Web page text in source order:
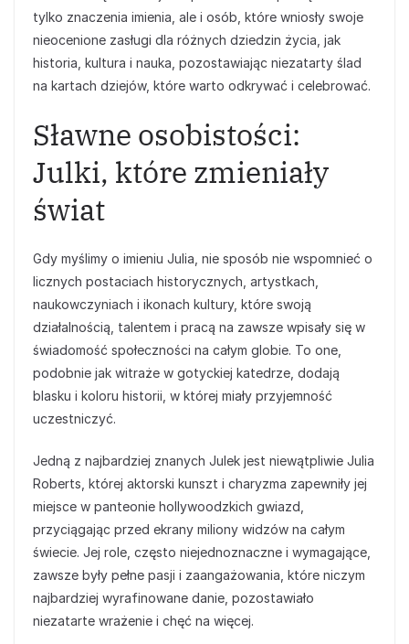
tylko znaczenia imienia, ale i osób, które wniosły swoje
nieocenione zasługi dla różnych dziedzin życia, jak
historia, kultura i nauka, pozostawiając niezatarty ślad
na kartach dziejów, które warto odkrywać i celebrować.
Sławne osobistości:
Julki, które zmieniały
świat
Gdy myślimy o imieniu Julia, nie sposób nie wspomnieć o
licznych postaciach historycznych, artystkach,
naukowczyniach i ikonach kultury, które swoją
działalnością, talentem i pracą na zawsze wpisały się w
świadomość społeczności na całym globie. To one,
podobnie jak witraże w gotyckiej katedrze, dodają
blasku i koloru historii, w której miały przyjemność
uczestniczyć.
Jedną z najbardziej znanych Julek jest niewątpliwie Julia
Roberts, której aktorski kunszt i charyzma zapewniły jej
miejsce w panteonie hollywoodzkich gwiazd,
przyciągając przed ekrany miliony widzów na całym
świecie. Jej role, często niejednoznaczne i wymagające,
zawsze były pełne pasji i zaangażowania, które niczym
najbardziej wyrafinowane danie, pozostawiało
niezatarte wrażenie i chęć na więcej.